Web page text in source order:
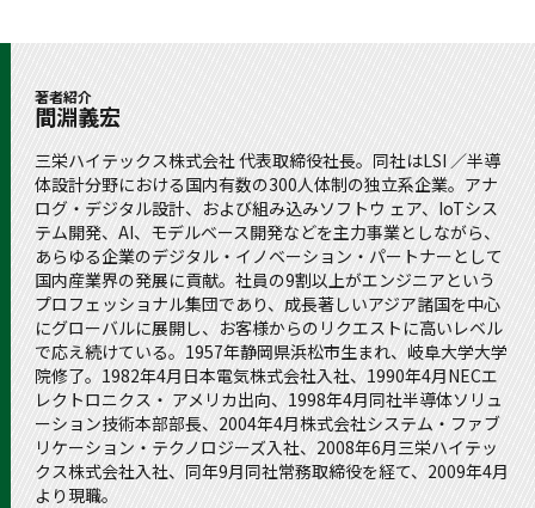
著者紹介
間淵義宏
三栄ハイテックス株式会社 代表取締役社長。同社はLSI ／半導
体設計分野における国内有数の300人体制の独立系企業。アナ
ログ・デジタル設計、および組み込みソフトウ ェア、IoTシス
テム開発、AI、モデルベース開発などを主力事業としながら、
あらゆる企業のデジタル・イノベーション・パートナーとして
国内産業界の発展に貢献。社員の9割以上がエンジニアという
プロフェッショナル集団であり、成長著しいアジア諸国を中心
にグローバルに展開し、お客様からのリクエストに高いレベル
で応え続けている。1957年静岡県浜松市生まれ、岐阜大学大学
院修了。1982年4月日本電気株式会社入社、1990年4月NECエ
レクトロニクス・ アメリカ出向、1998年4月同社半導体ソリュ
ーション技術本部部長、2004年4月株式会社システム・ファブ
リケーション・テクノロジーズ入社、2008年6月三栄ハイテッ
クス株式会社入社、同年9月同社常務取締役を経て、2009年4月
より現職。